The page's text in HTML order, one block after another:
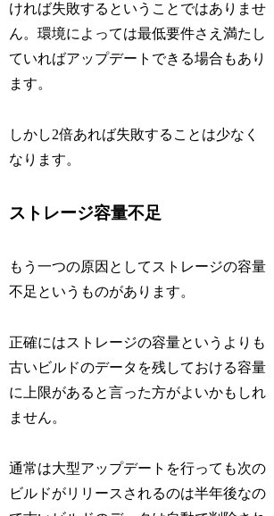
ければ失敗するということではありませ
ん。環境によっては最低要件さえ満たし
ていればアップデートできる場合もあり
ます。
しかし2倍あれば失敗することは少なく
なります。
ストレージ容量不足
もう一つの原因としてストレージの容量
不足というものがあります。
正確にはストレージの容量というよりも
古いビルドのデータを残しておける容量
に上限があると言った方がよいかもしれ
ません。
通常は大型アップデートを行っても次の
ビルドがリリースされるのは半年後なの